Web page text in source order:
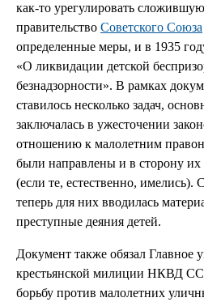
как-то урегулировать
правительство Советского Союза
определенные меры, и в 1935
«О ликвидации детской
безнадзорности». В рамках
ставилось несколько задач,
заключалась в ужесточении
отношению к малолетним
были направлены и в сторону их
(если те, естественно, имелись).
теперь для них вводилась
преступные деяния детей.
Документ также обязал Главное
крестьянской милиции НКВД
борьбу против малолетних